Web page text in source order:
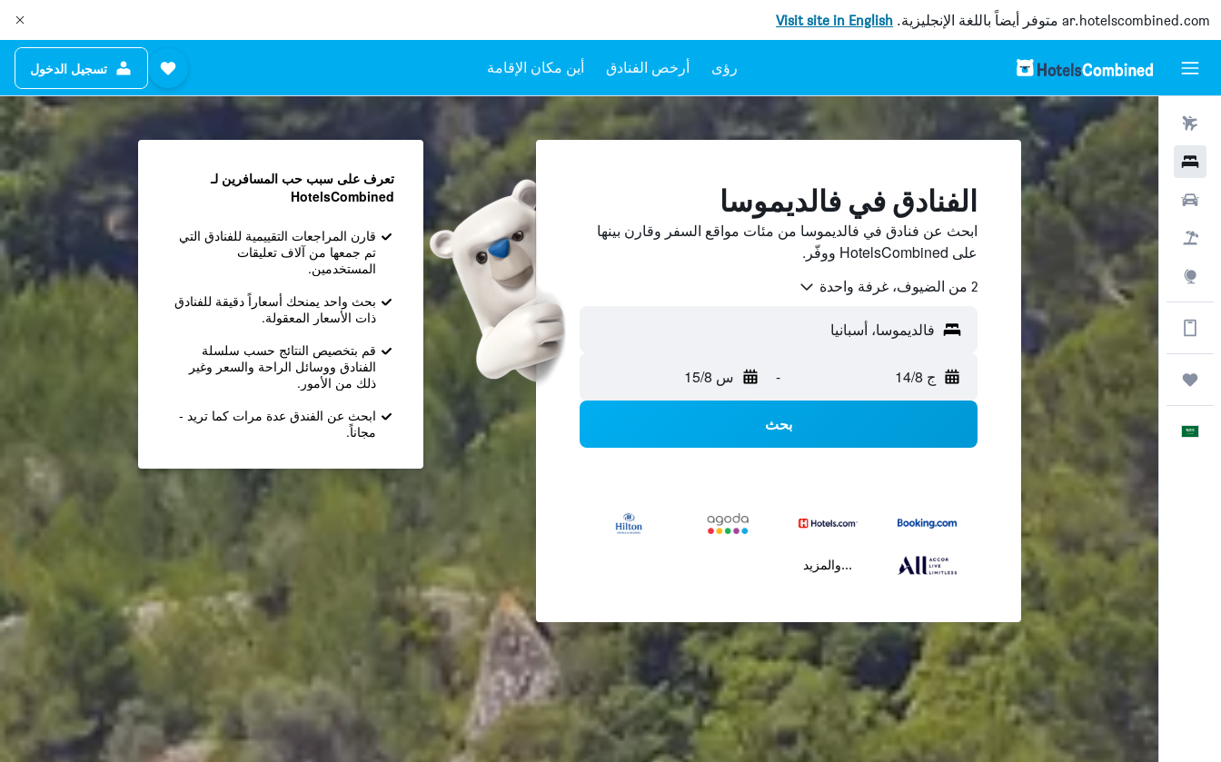
ar.hotelscombined.com متوفر أيضاً باللغة الإنجليزية. Visit site in English
رؤى أرخص الفنادق أين مكان الإقامة تسجيل الدخول
رحلات طيران
فنادق
سيارات
حزم العروض
استكشاف
الحصول على المزيد على التطبيق
العَرَبِيَّة
الفنادق في فالديموسا
ابحث عن فنادق في فالديموسا من مئات مواقع السفر وقارن بينها
على HotelsCombined ووفّر.
2 من الضيوف، غرفة واحدة
فالديموسا، أسبانيا
ج 14/8 - س 15/8
بحث
...والمزيد
تعرف على سبب حب المسافرين لـ
HotelsCombined
قارن المراجعات التقييمية للفنادق التي
تم جمعها من آلاف تعليقات
المستخدمين.
بحث واحد يمنحك أسعاراً دقيقة للفنادق
ذات الأسعار المعقولة.
قم بتخصيص النتائج حسب سلسلة
الفنادق ووسائل الراحة والسعر وغير
ذلك من الأمور.
ابحث عن الفندق عدة مرات كما تريد -
مجاناً.